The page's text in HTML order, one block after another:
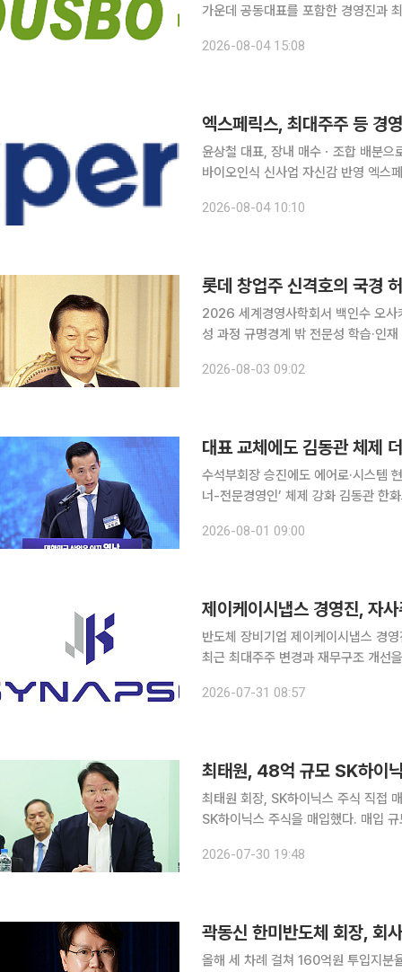
가운데 공동대표를 포함한 경영진과
2026-08-04 15:08
윤상철 대표, 장내 매수ㆍ조합 배분
바이오인식 신사업 자신감 반영 엑스페릭스의 최대주주 및 주요 경영진이 장내 매수 등을 통해 자사
엑스페릭스 최대주주인 윤상철 대표
2026-08-04 10:10
롯데 창업주 신격호의 국경
2026 세계경영사학회서 백인수 오사
성 과정 규명경계 밖 전문성 학습·인재 육성·책임 경영
2026-08-03 09:02
대표 교체에도 김동관 체제
수석부회장 승진에도 에어로·시스템
너-전문경영인’ 체제 강화 김동관 한화그룹 부회장이 수석부회장으로 승진했지만 한화에어로스페
심 사업 전략과 투자, 자본 배분을 총
2026-08-01 09:00
제이케이시냅스 경영진, 자
반도체 장비기업 제이케이시냅스 경
최근 최대주주 변경과 재무구조 개선
0.45%), 6만2500주(0.44%)를 장
2026-07-31 08:57
최태원, 48억 규모 SK하이
최태원 회장, SK하이닉스 주식 직접 매입은 처음 최태원 SK그룹 회장이
SK하이닉스 주식을 매입했다. 매입 규모만 48억원이다. 30일 금
사들였다고 공시했다. 이에 따라 최
2026-07-30 19:48
곽동신 한미반도체 회장, 회
올해 세 차례 걸쳐 160억원 투입지